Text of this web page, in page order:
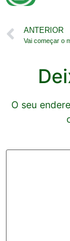
ANTERIOR
O seu